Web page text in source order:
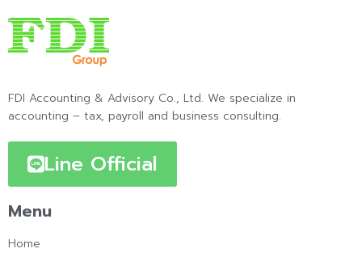
FDI Accounting & Advisory Co., Ltd. We specialize in
accounting – tax, payroll and business consulting.
Line Official
Menu
Home